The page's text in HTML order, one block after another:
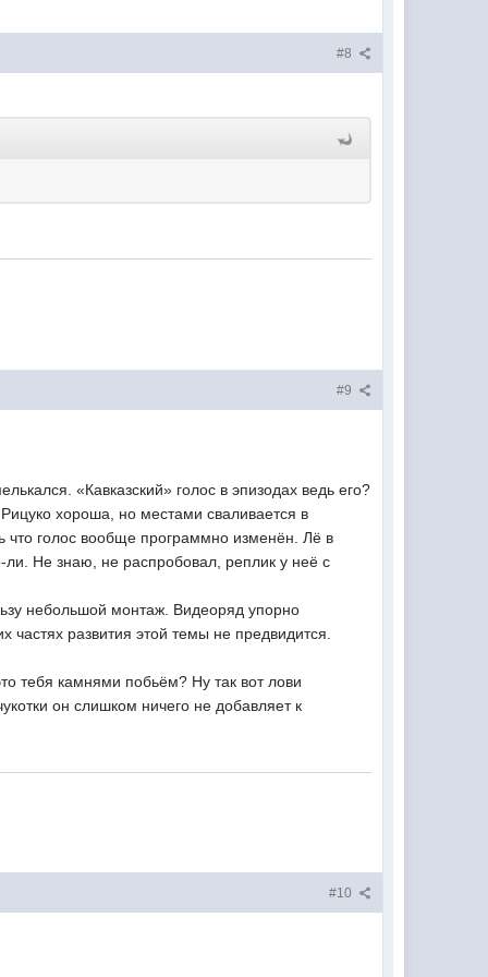
#8
#9
«Кавказский» голос в эпизодах ведь его?
хороша, но местами сваливается в
что голос вообще программно изменён. Лё в
ли. Не знаю, не распробовал, реплик у неё с
небольшой монтаж. Видеоряд упорно
развития этой темы не предвидится.
тебя камнями побьём? Ну так вот лови
он слишком ничего не добавляет к
#10